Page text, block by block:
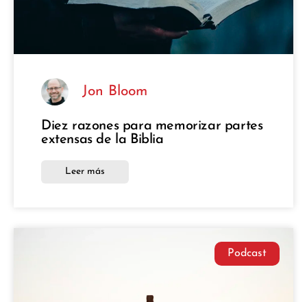
Jon Bloom
Diez razones para memorizar partes
extensas de la Biblia
Leer más
Podcast